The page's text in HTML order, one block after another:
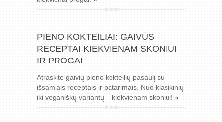
PIENO KOKTEILIAI: GAIVŪS
RECEPTAI KIEKVIENAM SKONIUI
IR PROGAI
Atraskite gaivių pieno kokteilių pasaulį su
išsamiais receptais ir patarimais. Nuo klasikinių
iki veganiškų variantų – kiekvienam skoniui! »